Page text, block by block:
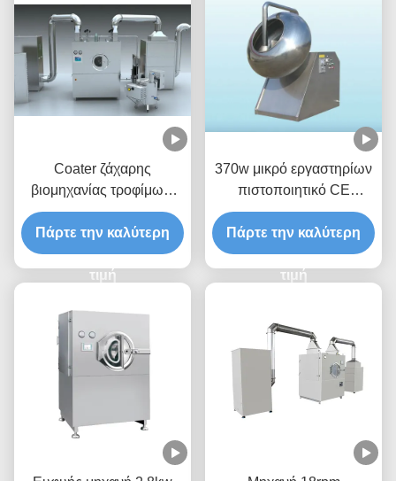
Coater ζάχαρης
βιομηχανίας τροφίμων,
μηχανή επιστρώματος
ταινιών υψηλής
αποδοτικότητας
Πάρτε την καλύτερη
τιμή
370w μικρό εργαστηρίων
πιστοποιητικό CE
εξοπλισμού ταμπλετών
φαρμακευτικό
Πάρτε την καλύτερη
τιμή